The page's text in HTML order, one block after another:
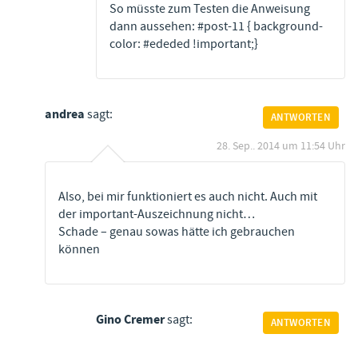
So müsste zum Testen die Anweisung
dann aussehen: #post-11 { background-
color: #ededed !important;}
andrea sagt:
28. Sep.. 2014 um 11:54 Uhr
Also, bei mir funktioniert es auch nicht. Auch mit
der important-Auszeichnung nicht…
Schade – genau sowas hätte ich gebrauchen
können
ANTWORTEN
Gino Cremersagt: ANTWORTEN